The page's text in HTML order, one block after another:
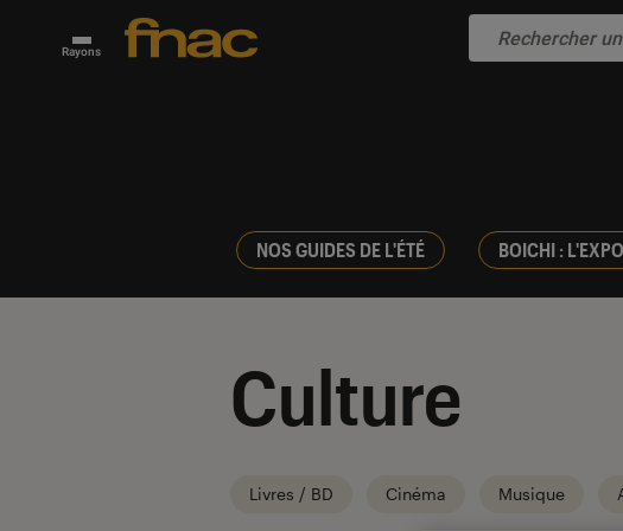
Rayons
NOS GUIDES DE L'ÉTÉ BOICHI :
Culture
Livres / BD Cinéma Musique